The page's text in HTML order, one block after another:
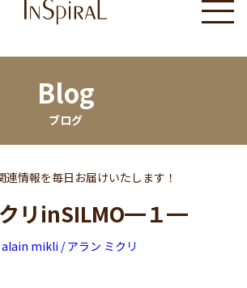
Blog
ブログ
情報を毎日お届けいたします！
リinSILMO━１━
alain mikli / アラン ミクリ